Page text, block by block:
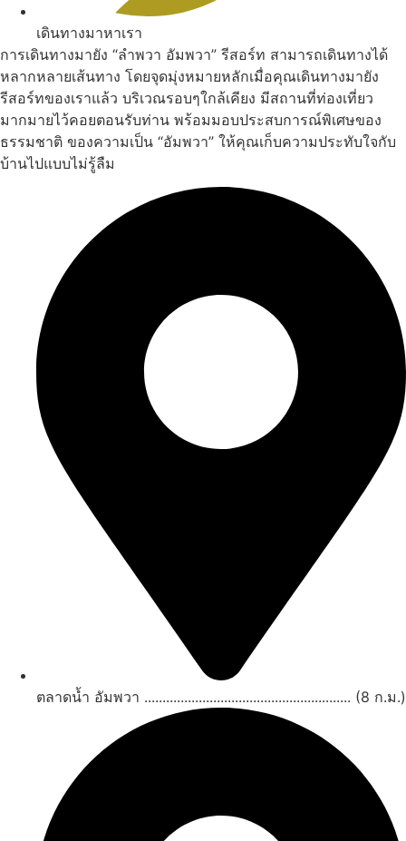
เดินทางมาหาเรา
การเดินทางมายัง “ลำพวา อัมพวา” รีสอร์ท สามารถเดินทางได้
หลากหลายเส้นทาง โดยจุดมุ่งหมายหลักเมื่อคุณเดินทางมายัง
รีสอร์ทของเราแล้ว บริเวณรอบๆใกล้เคียง มีสถานที่ท่องเที่ยว
มากมายไว้คอยตอนรับท่าน พร้อมมอบประสบการณ์พิเศษของ
ธรรมชาติ ของความเป็น “อัมพวา” ให้คุณเก็บความประทับใจกับ
บ้านไปแบบไม่รู้ลืม
ตลาดน้ำ อัมพวา ......................................................... (8 ก.ม.)